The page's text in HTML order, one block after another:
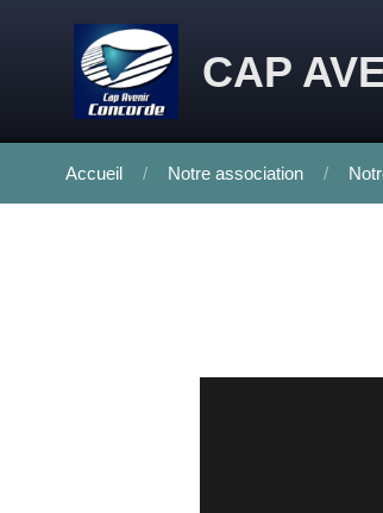
CAP
Accueil Notre association